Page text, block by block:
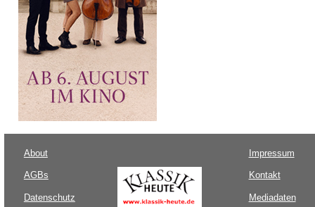
About
AGBs
Datenschutz
Impressum
Kontakt
Mediadaten